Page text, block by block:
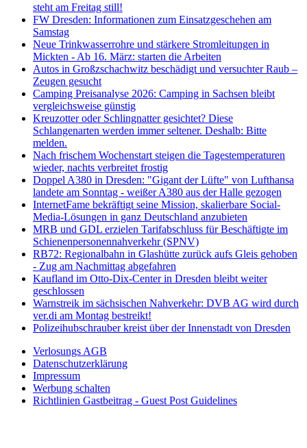
steht am Freitag still!
FW Dresden: Informationen zum Einsatzgeschehen am
Samstag
Neue Trinkwasserrohre und stärkere Stromleitungen in
Mickten - Ab 16. März: starten die Arbeiten
Autos in Großzschachwitz beschädigt und versuchter Raub –
Zeugen gesucht
Camping Preisanalyse 2026: Camping in Sachsen bleibt
vergleichsweise günstig
Kreuzotter oder Schlingnatter gesichtet? Diese
Schlangenarten werden immer seltener. Deshalb: Bitte
melden.
Nach frischem Wochenstart steigen die Tagestemperaturen
wieder, nachts verbreitet frostig
Doppel A380 in Dresden: "Gigant der Lüfte" von Lufthansa
landete am Sonntag - weißer A380 aus der Halle gezogen
InternetFame bekräftigt seine Mission, skalierbare Social-
Media-Lösungen in ganz Deutschland anzubieten
MRB und GDL erzielen Tarifabschluss für Beschäftigte im
Schienenpersonennahverkehr (SPNV)
RB72: Regionalbahn in Glashütte zurück aufs Gleis gehoben
- Zug am Nachmittag abgefahren
Kaufland im Otto-Dix-Center in Dresden bleibt weiter
geschlossen
Warnstreik im sächsischen Nahverkehr: DVB AG wird durch
ver.di am Montag bestreikt!
Polizeihubschrauber kreist über der Innenstadt von Dresden
Verlosungs AGB
Datenschutzerklärung
Impressum
Werbung schalten
Richtlinien Gastbeitrag - Guest Post Guidelines